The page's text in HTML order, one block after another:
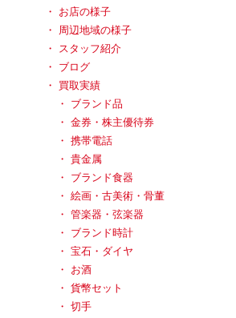
お店の様子
周辺地域の様子
スタッフ紹介
ブログ
買取実績
ブランド品
金券・株主優待券
携帯電話
貴金属
ブランド食器
絵画・古美術・骨董
管楽器・弦楽器
ブランド時計
宝石・ダイヤ
お酒
貨幣セット
切手